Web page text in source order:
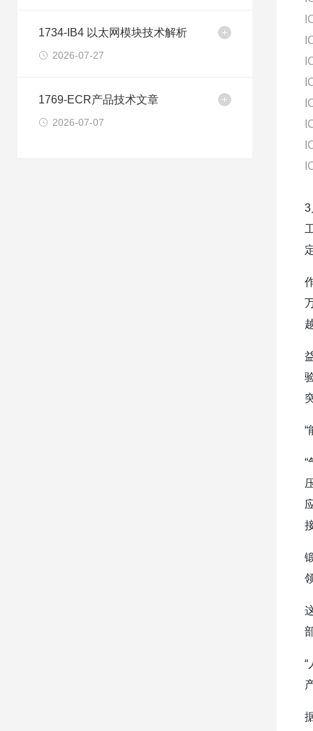
1734-IB4 以太网模块技术解析
2026-07-27
1769-ECR产品技术文章
2026-07-07
3
“
“
“